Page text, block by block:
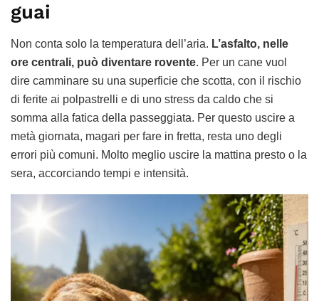
guai
Non conta solo la temperatura dell’aria. L’asfalto, nelle
ore centrali, può diventare rovente. Per un cane vuol
dire camminare su una superficie che scotta, con il rischio
di ferite ai polpastrelli e di uno stress da caldo che si
somma alla fatica della passeggiata. Per questo uscire a
metà giornata, magari per fare in fretta, resta uno degli
errori più comuni. Molto meglio uscire la mattina presto o la
sera, accorciando tempi e intensità.